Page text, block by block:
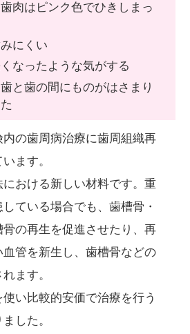
歯肉はピンク色でひきしまっ
にくい
なったような気がする
と歯の間にものがはさまり
の歯周病治療に歯周組織再
ます。
おける新しい材料です。重
ている場合でも、歯槽骨・
の再生を促進させたり、再
管を新生し、歯槽骨などの
ます。
い比較的安価で治療を行う
した。